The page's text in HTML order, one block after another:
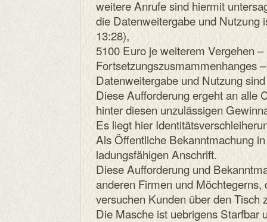
weitere Anrufe sind hiermit
die Datenweitergabe und Nutzung
13:28),
5100 Euro je weiterem Vergehen
Fortsetzungszusmammenhanges
Datenweitergabe und Nutzung
Diese Aufforderung ergeht an alle
hinter diesen unzulässigen
Es liegt hier
Als Öffentliche Bekanntmachung
ladungsfähigen Anschrift.
Diese Aufforderung und
anderen Firmen und
versuchen Kunden über den Tisch
Die Masche ist uebrigens Starfbar